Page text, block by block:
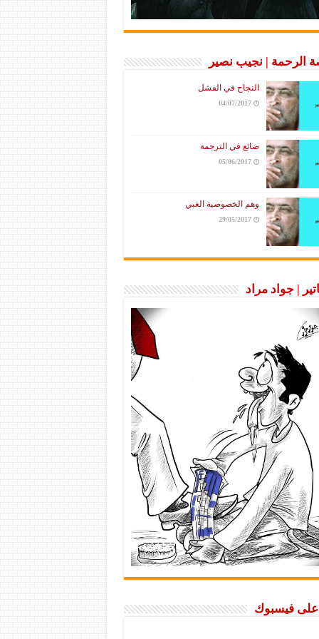
الرحمة | نجيب نصير
النجاح في الفشل
04/07/2017
ضائع في الترجمة
05/06/2017
وهم الخصوصية الغبي
29/05/2017
| جواد مراد
على فيسبوك